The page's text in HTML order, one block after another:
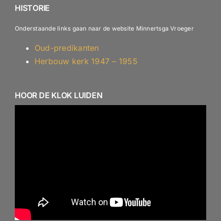
HISTORIE
Onderstaande links gaan naar de website Minnertsga Vroeger
Oud-predikanten
Herbouw kerk 1947 – 1955
HOOR DE KLOK LUIDEN